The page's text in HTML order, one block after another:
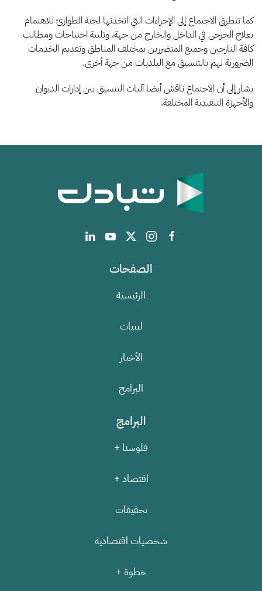
كما تتطرق الاجتماع إلى الإجراءات التي اتخذتها لجنة الطوارئ للاهتمام
بعلاج الجرحى في الداخل والخارج من جهة، وتلبية احتياجات ومطالب
كافة النازحين وجميع المتضررين بمختلف المناطق وتقديم الخدمات
الضرورية لهم بالتنسيق مع البلديات من جهة أخرى.
يشار إلى أن الاجتماع ناقش أيضا آليات التنسيق بين إدارات الديوان
والأجهزة التنفيذية المختلفة.
الصفحات
الرئيسية
ليبيات
الأخبار
البرامج
البرامج
فلوسنا +
اقتصاد +
تحقيقات
شخصيات اقتصادية
خطوة +